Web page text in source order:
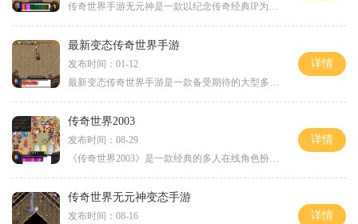
传奇世界手游无元神是一款以纪念传奇经典IP为基础开发的手机游戏。传奇世界作为一个经典的多人在线角色扮演游戏，有着非常广泛的玩家群体和深受喜爱的游戏玩法。而无元神模式则
最新变态传奇世界手游
发布时间：01-12
最新变态传奇世界手游是一款备受期待的大型多人在线角色扮演游戏。游戏发布以来，其精致的画面、丰富的玩法和多样化的角色设计，使得其成为了许多玩家心中令人期待的手游之一
详情
传奇世界2003
发布时间：08-29
《传奇世界2003》是一款经典的多人在线角色扮演游戏(MMORPG)，于2003年首次发布。作为中国游戏产业的里程碑之作，《传奇世界2003》至今在游戏界具有广泛的影响力。游戏采用的是即时战
详情
传奇世界无元神变态手游
发布时间：08-16
详情